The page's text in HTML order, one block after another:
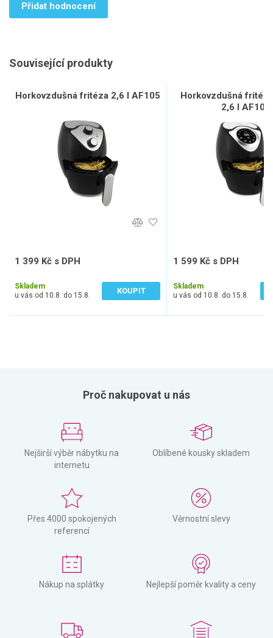
Přidat hodnocení
Související produkty
Horkovzdušná fritéza 2,6 l AF105
1 399 Kč s DPH
Skladem
u vás od 10.8. do 15.8.
KOUPIT
Horkovzdušná
2,6 l AF106
1 599 Kč s DPH
Skladem
u vás od 10.8. do 15.8.
Proč nakupovat u nás
Nejširší výběr nábytku na
internetu
Oblíbené kousky skladem
Přes 4000 spokojených
referencí
Věrnostní slevy
Nákup na splátky Nejlepší poměr kvality a ceny